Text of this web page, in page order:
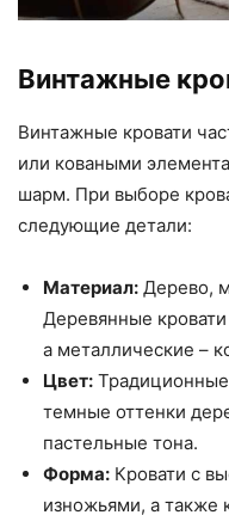
Винтажные
Винтажные кровати
или коваными
шарм. При выборе
следующие детали:
Материал: Дерево,
Деревянные
а металлические –
Цвет:
темные оттенки
пастельные тона.
Форма: Кровати с
изножьями, а также